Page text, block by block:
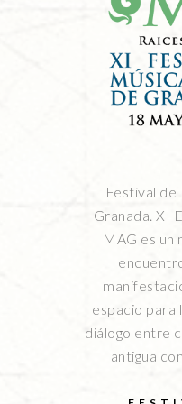
Festival de
Granada. XI
MAG es un
espacio para
diálogo entre
antigua